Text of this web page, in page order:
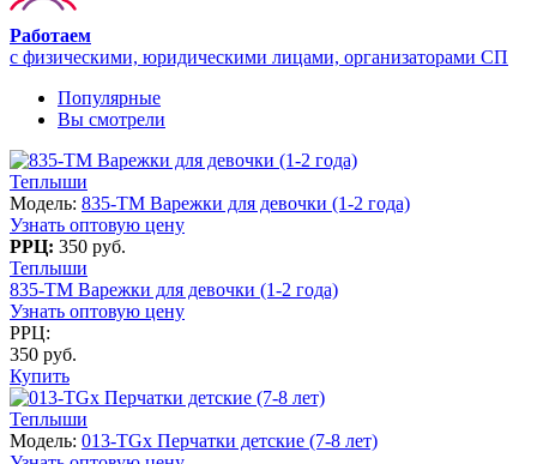
Работаем
с физическими, юридическими лицами, организаторами СП
Популярные
Вы смотрели
Теплыши
Модель: 835-TM Варежки для девочки (1-2 года)
Узнать оптовую цену
РРЦ: 350 руб.
Теплыши
835-TM Варежки для девочки (1-2 года)
Узнать оптовую цену
РРЦ:
350 руб.
Купить
Теплыши
Модель: 013-TGx Перчатки детские (7-8 лет)